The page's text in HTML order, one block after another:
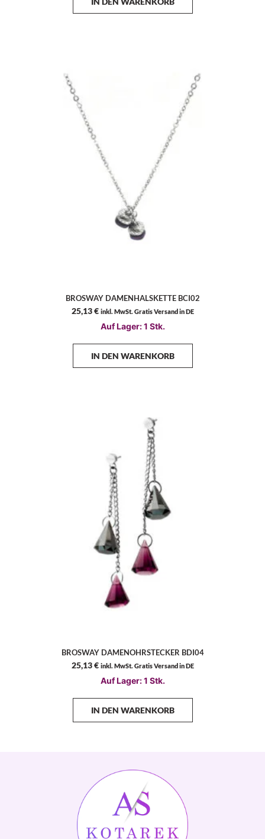
BROSWAY DAMENHALSKETTE BCI02
25,13€ inkl. MwSt. Gratis Versand in DE
Auf Lager: 1 Stk.
IN DEN WARENKORB
BROSWAY DAMENOHRSTECKER BDI04
25,13€ inkl. MwSt. Gratis Versand in DE
Auf Lager: 1 Stk.
IN DEN WARENKORB